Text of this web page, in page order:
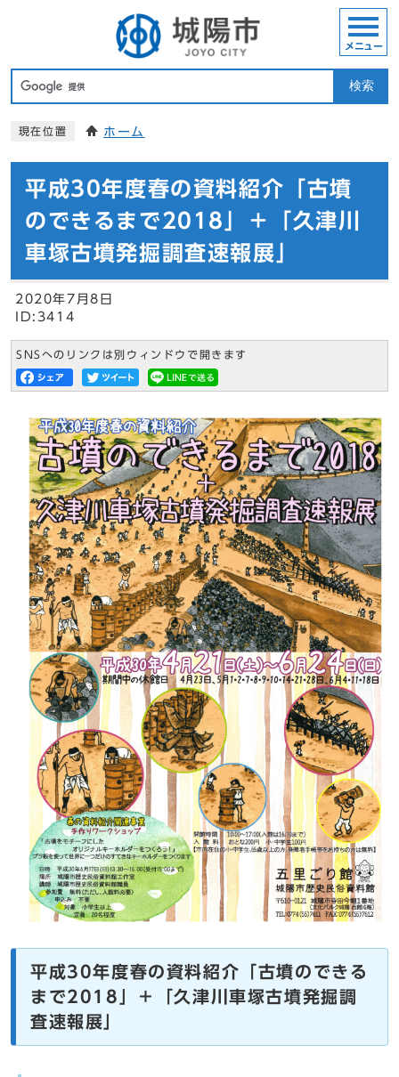
検索
メニュー
現在位置 ホーム
平成30年度春の資料紹介「古墳
のできるまで2018」＋「久津川
車塚古墳発掘調査速報展」
2020年7月8日
ID:3414
SNSへのリンクは別ウィンドウで開きます
平成30年度春の資料紹介「古墳のできる
まで2018」＋「久津川車塚古墳発掘調
査速報展」